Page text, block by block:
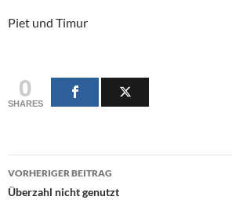
Piet und Timur
0
SHARES
Beitragsnavigation
VORHERIGER BEITRAG
Überzahl nicht genutzt